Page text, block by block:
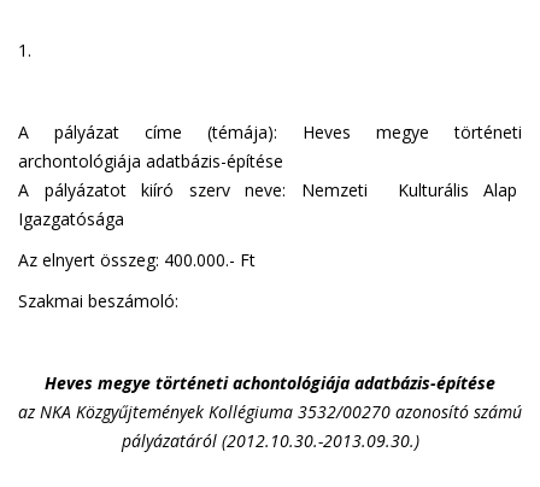
1.
A pályázat címe (témája): Heves megye történeti
archontológiája adatbázis-építése
A pályázatot kiíró szerv neve: Nemzeti Kulturális Alap
Igazgatósága
Az elnyert összeg: 400.000.- Ft
Szakmai beszámoló:
Heves megye történeti achontológiája adatbázis-építése
az NKA Közgyűjtemények Kollégiuma 3532/00270 azonosító számú
pályázatáról (2012.10.30.-2013.09.30.)